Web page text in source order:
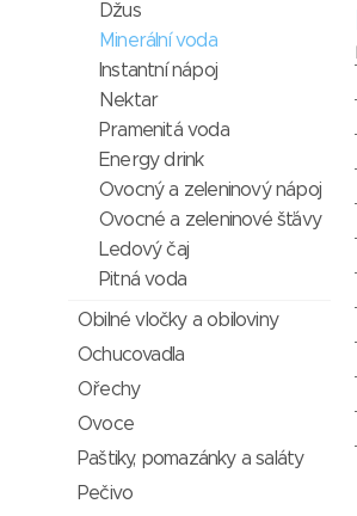
Džus
Minerální voda
Instantní nápoj
Nektar
Pramenitá voda
Energy drink
Ovocný a zeleninový nápoj
Ovocné a zeleninové šťávy
Ledový čaj
Pitná voda
Obilné vločky a obiloviny
Ochucovadla
Ořechy
Ovoce
Paštiky, pomazánky a saláty
Pečivo